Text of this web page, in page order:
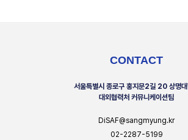
CONTACT
서울특별시 종로구 홍지문2길 20 상명
대외협력처 커뮤니케이션팀
DiSAF@sangmyung.kr
02-2287-5199